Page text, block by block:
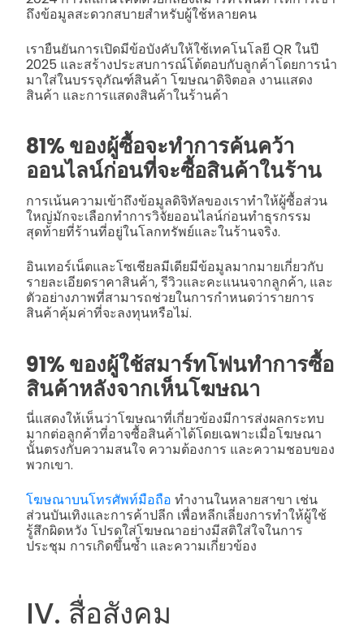
ถึงข้อมูลสะดวกสบายสำหรับผู้ใช้หลายคน
เรายืนยันการเปิดมีข้อบังคับให้ใช้เทคโนโลยี QR ในปี
2025 และสร้างประสบการณ์โต้ตอบกับลูกค้าโดยการนำ
มาใส่ในบรรจุภัณฑ์สินค้า โฆษณาดิจิตอล งานแสดง
สินค้า และการแสดงสินค้าในร้านค้า
81% ของผู้ซื้อจะทำการค้นคว้า
ออนไลน์ก่อนที่จะซื้อสินค้าในร้าน
การเน้นความเข้าถึงข้อมูลดิจิทัลของเราทำให้ผู้ซื้อส่วน
ใหญ่มักจะเลือกทำการวิจัยออนไลน์ก่อนทำธุรกรรม
สุดท้ายที่ร้านที่อยู่ในโลกทรัพย์และในร้านจริง.
อินเทอร์เน็ตและโซเชียลมีเดียมีข้อมูลมากมายเกี่ยวกับ
รายละเอียดราคาสินค้า, รีวิวและคะแนนจากลูกค้า, และ
ตัวอย่างภาพที่สามารถช่วยในการกำหนดว่ารายการ
สินค้าคุ้มค่าที่จะลงทุนหรือไม่.
91% ของผู้ใช้สมาร์ทโฟนทำการซื้อ
สินค้าหลังจากเห็นโฆษณา
นี่แสดงให้เห็นว่าโฆษณาที่เกี่ยวข้องมีการส่งผลกระทบ
มากต่อลูกค้าที่อาจซื้อสินค้าได้โดยเฉพาะเมื่อโฆษณา
นั้นตรงกับความสนใจ ความต้องการ และความชอบของ
พวกเขา.
โฆษณาบนโทรศัพท์มือถือ ทำงานในหลายสาขา เช่น
ส่วนบันเทิงและการค้าปลีก เพื่อหลีกเลี่ยงการทำให้ผู้ใช้
รู้สึกผิดหวัง โปรดใส่โฆษณาอย่างมีสติใส่ใจในการ
ประชุม การเกิดขึ้นซ้ำ และความเกี่ยวข้อง
IV. สื่อสังคม